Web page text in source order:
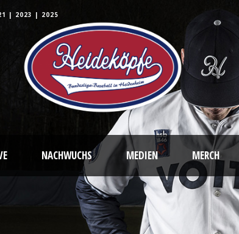
| 2023 | 2025
NACHWUCHS MEDIEN MERCH